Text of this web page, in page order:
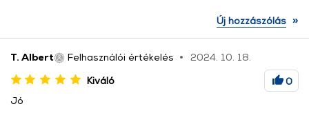
Új hozzászólás »
T. Albert Felhasználói értékelés
2024. 10. 18.
Kiváló
0
Jó